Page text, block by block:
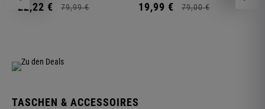
22,22 € 79,99 € 19,99 € 79,00 €
TASCHEN & ACCESSOIRES